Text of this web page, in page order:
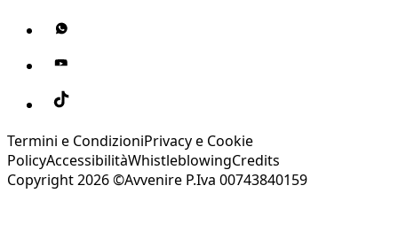
Termini e CondizioniPrivacy e Cookie
PolicyAccessibilitàWhistleblowingCredits
Copyright 2026 ©Avvenire P.Iva 00743840159